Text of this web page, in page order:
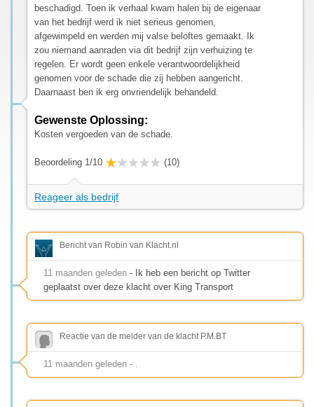
beschadigd. Toen ik verhaal kwam halen bij de eigenaar
van het bedrijf werd ik niet serieus genomen,
afgewimpeld en werden mij valse beloftes gemaakt. Ik
zou niemand aanraden via dit bedrijf zijn verhuizing te
regelen. Er wordt geen enkele verantwoordelijkheid
genomen voor de schade die zij hebben aangericht.
Daarnaast ben ik erg onvriendelijk behandeld.
Gewenste Oplossing:
Kosten vergoeden van de schade.
Beoordeling 1/10 (10)
Reageer als bedrijf
Bericht van Robin van Klacht.nl
11 maanden geleden - Ik heb een bericht op Twitter
geplaatst over deze klacht over King Transport
Reactie van de melder van de klacht P.M.BT
11 maanden geleden - .